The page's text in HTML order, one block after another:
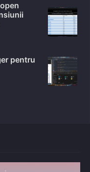
pentru